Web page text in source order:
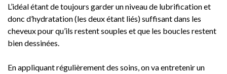
L’idéal étant de toujours garder un niveau de lubrification et
donc d’hydratation (les deux étant liés) suffisant dans les
cheveux pour qu’ils restent souples et que les boucles restent
bien dessinées.
En appliquant régulièrement des soins, on va entretenir un